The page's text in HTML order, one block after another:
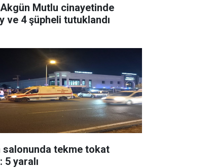
Mutlu cinayetinde
ve 4 şüpheli tutuklandı
salonunda tekme tokat
5 yaralı